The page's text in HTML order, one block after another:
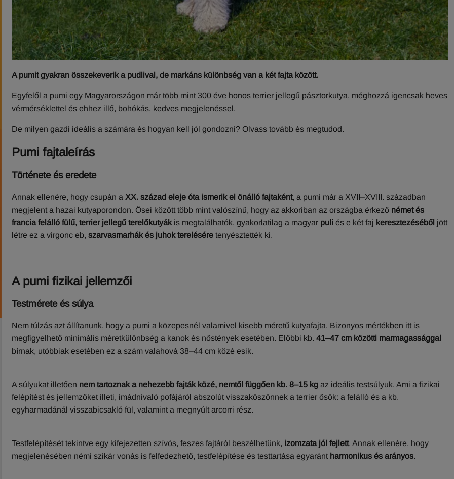
A pumit gyakran összekeverik a pudlival, de markáns különbség van a két fajta között.
Egyfelől a pumi egy Magyarországon már több mint 300 éve honos terrier jellegű pásztorkutya, méghozzá igencsak heves
vérmérséklettel és ehhez illő, bohókás, kedves megjelenéssel.
De milyen gazdi ideális a számára és hogyan kell jól gondozni? Olvass tovább és megtudod.
Pumi fajtaleírás
Története és eredete
Annak ellenére, hogy csupán a XX. század eleje óta ismerik el önálló fajtaként, a pumi már a XVII–XVIII. században
megjelent a hazai kutyaporondon. Ősei között több mint valószínű, hogy az akkoriban az országba érkező német és
francia felálló fülű, terrier jellegű terelőkutyákis megtalálhatók, gyakorlatilag a magyar puli és e két faj keresztezéséből jött
létre ez a virgonc eb, szarvasmarhák és juhok terelésére tenyésztették ki.
A pumi fizikai jellemzői
Testmérete és súlya
Nem túlzás azt állítanunk, hogy a pumi a közepesnél valamivel kisebb méretű kutyafajta. Bizonyos mértékben itt is
megfigyelhető minimális méretkülönbség a kanok és nőstények esetében. Előbbi kb. 41–47 cm közötti marmagassággal
bírnak, utóbbiak esetében ez a szám valahová 38–44 cm közé esik.
A súlyukat illetően nem tartoznak a nehezebb fajták közé, nemtől függően kb. 8–15 kg az ideális testsúlyuk. Ami a fizikai
felépítést és jellemzőket illeti, imádnivaló pofájáról abszolút visszaköszönnek a terrier ősök: a felálló és a kb.
egyharmadánál visszabicsakló fül, valamint a megnyúlt arcorri rész.
Testfelépítését tekintve egy kifejezetten szívós, feszes fajtáról beszélhetünk, izomzata jól fejlett. Annak ellenére, hogy
megjelenésében némi szikár vonás is felfedezhető, testfelépítése és testtartása egyaránt harmonikus és arányos.